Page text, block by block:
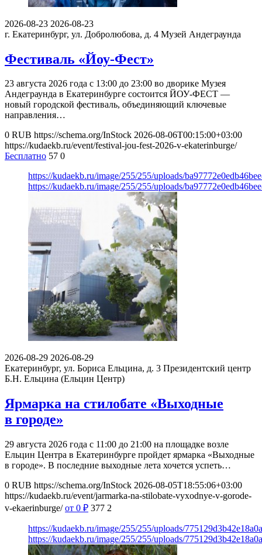
2026-08-23 2026-08-23
г. Екатеринбург, ул. Добролюбова, д. 4 Музей Андеграунда
Фестиваль «Йоу-Фест»
23 августа 2026 года с 13:00 до 23:00 во дворике Музея
Андеграунда в Екатеринбурге состоится ЙОУ-ФЕСТ —
новый городской фестиваль, объединяющий ключевые
направления…
0 RUB https://schema.org/InStock 2026-08-06T00:15:00+03:00
https://kudaekb.ru/event/festival-jou-fest-2026-v-ekaterinburge/
Бесплатно 57 0
https://kudaekb.ru/image/255/255/uploads/
https://kudaekb.ru/image/255/255/uploads/
2026-08-29 2026-08-29
Екатеринбург, ул. Бориса Ельцина, д. 3 Президентский центр
Б.Н. Ельцина (Ельцин Центр)
Ярмарка на стилобате «Выходные
в городе»
29 августа 2026 года с 11:00 до 21:00 на площадке возле
Ельцин Центра в Екатеринбурге пройдет ярмарка «Выходные
в городе». В последние выходные лета хочется успеть…
0 RUB https://schema.org/InStock 2026-08-05T18:55:06+03:00
https://kudaekb.ru/event/jarmarka-na-stilobate-vyxodnye-v-gorode-
v-ekaerinburge/ от 0 ₽ 377 2
https://kudaekb.ru/image/255/255/uploads/
https://kudaekb.ru/image/255/255/uploads/